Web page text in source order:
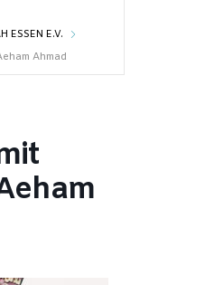
ESSEN E.V.
Ahmad